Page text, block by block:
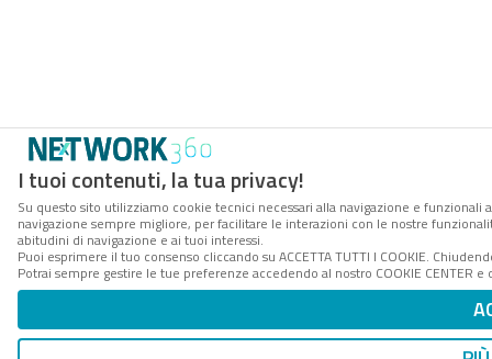
I tuoi contenuti, la tua privacy!
Su questo sito utilizziamo cookie tecnici necessari alla navigazione e
navigazione sempre migliore, per facilitare le interazioni con le nostre
abitudini di navigazione e ai tuoi interessi.
Puoi esprimere il tuo consenso cliccando su ACCETTA TUTTI I COOKIE.
Potrai sempre gestire le tue preferenze accedendo al nostro COOKIE